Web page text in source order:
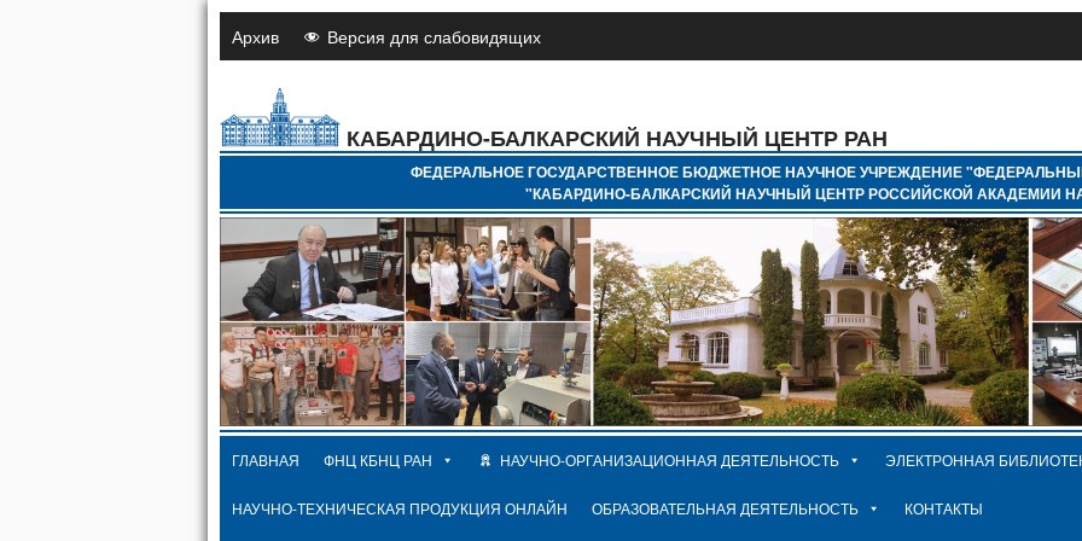
Архив Версия для слабовидящих
КАБАРДИНО-БАЛКАРСКИЙ НАУЧНЫЙ ЦЕНТР РАН
ФЕДЕРАЛЬНОЕ ГОСУДАРСТВЕННОЕ БЮДЖЕТНОЕ НАУЧНОЕ УЧРЕЖДЕНИЕ
"КАБАРДИНО-БАЛКАРСКИЙ НАУЧНЫЙ ЦЕНТР РОССИЙСКОЙ АКАДЕМИИ
ГЛАВНАЯ ФНЦ КБНЦ РАН НАУЧНО-ОРГАНИЗАЦИОННАЯ ДЕЯТЕЛЬНОСТЬ ЭЛЕКТРОННАЯ
НАУЧНО-ТЕХНИЧЕСКАЯ ПРОДУКЦИЯ ОНЛАЙН ОБРАЗОВАТЕЛЬНАЯ ДЕЯТЕЛЬНОСТЬ КОНТАКТЫ